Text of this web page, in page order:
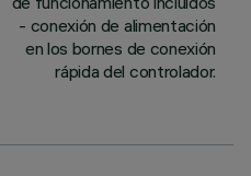
- conexión de alimentación
en los bornes de conexión
rápida del controlador.